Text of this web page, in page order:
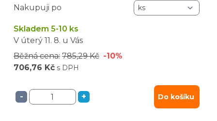
Nakupuji po
Skladem 5-10 ks
V úterý 11. 8. u Vás
Běžná cena: 785,29 Kč -10%
706,76 Kč s DPH
- + Do košíku